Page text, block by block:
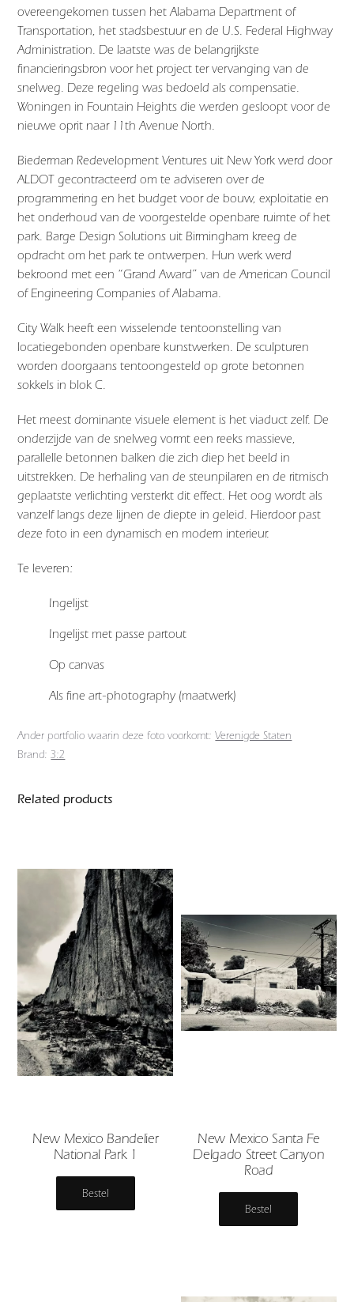
overeengekomen tussen het Alabama Department of
Transportation, het stadsbestuur en de U.S. Federal Highway
Administration. De laatste was de belangrijkste
financieringsbron voor het project ter vervanging van de
snelweg. Deze regeling was bedoeld als compensatie.
Woningen in Fountain Heights die werden gesloopt voor de
nieuwe oprit naar 11th Avenue North.
Biederman Redevelopment Ventures uit New York werd door
ALDOT gecontracteerd om te adviseren over de
programmering en het budget voor de bouw, exploitatie en
het onderhoud van de voorgestelde openbare ruimte of het
park. Barge Design Solutions uit Birmingham kreeg de
opdracht om het park te ontwerpen. Hun werk werd
bekroond met een “Grand Award” van de American Council
of Engineering Companies of Alabama.
City Walk heeft een wisselende tentoonstelling van
locatiegebonden openbare kunstwerken. De sculpturen
worden doorgaans tentoongesteld op grote betonnen
sokkels in blok C.
Het meest dominante visuele element is het viaduct zelf. De
onderzijde van de snelweg vormt een reeks massieve,
parallelle betonnen balken die zich diep het beeld in
uitstrekken. De herhaling van de steunpilaren en de ritmisch
geplaatste verlichting versterkt dit effect. Het oog wordt als
vanzelf langs deze lijnen de diepte in geleid. Hierdoor past
deze foto in een dynamisch en modern interieur.
Te leveren:
Ingelijst
Ingelijst met passe partout
Op canvas
Als fine art-photography (maatwerk)
Ander portfolio waarin deze foto voorkomt:Verenigde Staten
Brand:3:2
Related products
New Mexico Bandelier
National Park 1
Bestel
New Mexico Santa Fe
Delgado Street Canyon
Road
Bestel